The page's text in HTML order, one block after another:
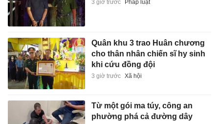
3 giờ trước Pháp luật
Quân khu 3 trao Huân chương
cho thân nhân chiến sĩ hy sinh
khi cứu đồng đội
3 giờ trước Xã hội
Từ một gói ma túy, công an
phường phá cả đường dây